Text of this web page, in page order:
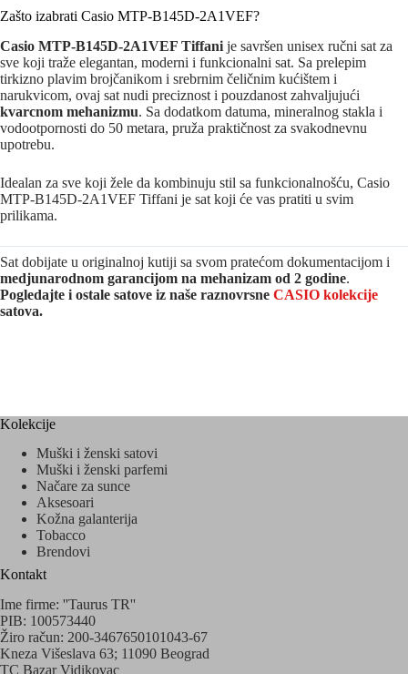
Zašto izabrati Casio MTP-B145D-2A1VEF?
Casio MTP-B145D-2A1VEF Tiffani je savršen unisex ručni sat za
sve koji traže elegantan, moderni i funkcionalni sat. Sa prelepim
tirkizno plavim brojčanikom i srebrnim čeličnim kućištem i
narukvicom, ovaj sat nudi preciznost i pouzdanost zahvaljujući
kvarcnom mehanizmu. Sa dodatkom datuma, mineralnog stakla i
vodootpornosti do 50 metara, pruža praktičnost za svakodnevnu
upotrebu.
Idealan za sve koji žele da kombinuju stil sa funkcionalnošću, Casio
MTP-B145D-2A1VEF Tiffani je sat koji će vas pratiti u svim
prilikama.
Sat dobijate u originalnoj kutiji sa svom pratećom dokumentacijom i
medjunarodnom garancijom na mehanizam od 2 godine.
Pogledajte i ostale satove iz naše raznovrsne CASIO kolekcije
satova.
Kolekcije
Muški i ženski satovi
Muški i ženski parfemi
Načare za sunce
Aksesoari
Kožna galanterija
Tobacco
Brendovi
Kontakt
Ime firme: ''Taurus TR''
PIB: 100573440
Žiro račun: 200-3467650101043-67
Kneza Višeslava 63; 11090 Beograd
TC Bazar Vidikovac